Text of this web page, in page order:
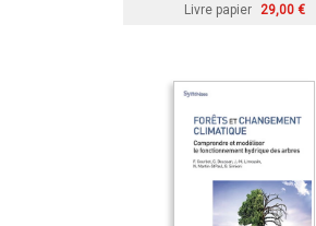
Livre papier 29,00 €